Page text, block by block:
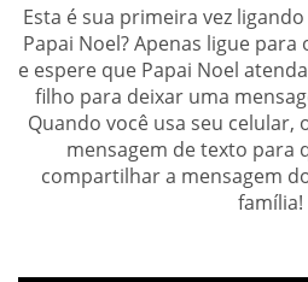
Esta é sua primeira vez
Papai Noel? Apenas ligue
e espere que Papai Noel
filho para deixar uma
Quando você usa seu celular,
mensagem de texto para
compartilhar a mensagem
família!